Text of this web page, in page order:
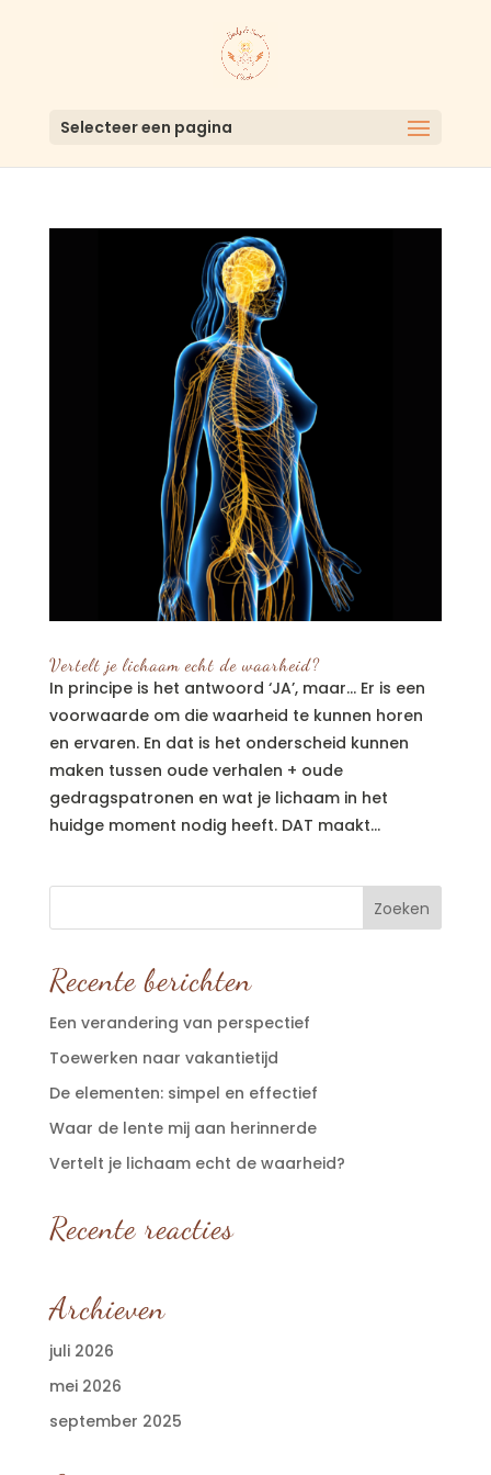
Selecteer een pagina
Vertelt je lichaam echt de waarheid?
In principe is het antwoord ‘JA’, maar… Er is een
voorwaarde om die waarheid te kunnen horen
en ervaren. En dat is het onderscheid kunnen
maken tussen oude verhalen + oude
gedragspatronen en wat je lichaam in het
huidge moment nodig heeft. DAT maakt...
Recente berichten
Een verandering van perspectief
Toewerken naar vakantietijd
De elementen: simpel en effectief
Waar de lente mij aan herinnerde
Vertelt je lichaam echt de waarheid?
Recente reacties
Archieven
juli 2026
mei 2026
september 2025